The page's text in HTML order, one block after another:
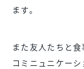
ます。
また友人たちと
コミニュニケー